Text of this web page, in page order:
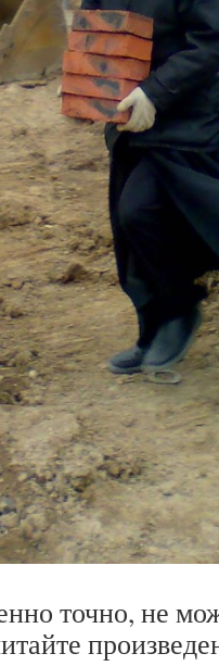
точно, не